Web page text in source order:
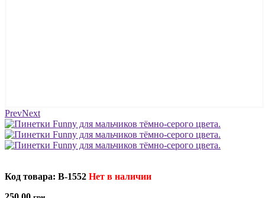
PrevNext
Код товара: B-1552 Нет в наличии